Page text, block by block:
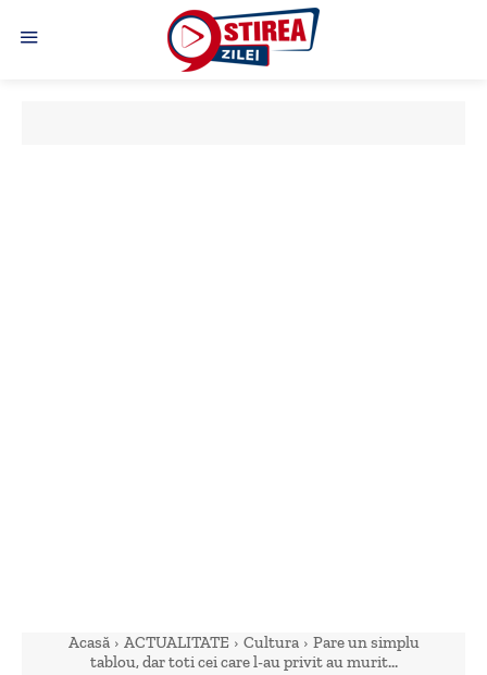
Acasă ACTUALITATE Cultura
Pare un simplu
tablou, dar toti cei care l-au privit au murit...